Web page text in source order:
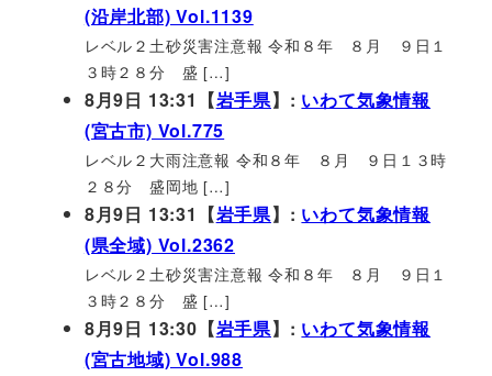
(沿岸北部) Vol.1139
レベル２土砂災害注意報 令和８年 ８月 ９日１
３時２８分 盛 […]
8月9日 13:31【岩手県】: いわて気象情報
(宮古市) Vol.775
レベル２大雨注意報 令和８年 ８月 ９日１３時
２８分 盛岡地 […]
8月9日 13:31【岩手県】: いわて気象情報
(県全域) Vol.2362
レベル２土砂災害注意報 令和８年 ８月 ９日１
３時２８分 盛 […]
8月9日 13:30【岩手県】: いわて気象情報
(宮古地域) Vol.988